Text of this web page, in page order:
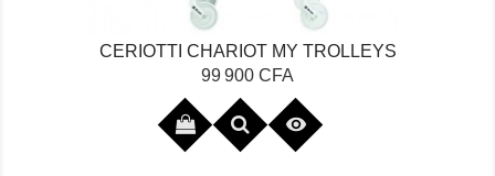
CERIOTTI CHARIOT MY TROLLEYS
Prix
99 900 CFA
